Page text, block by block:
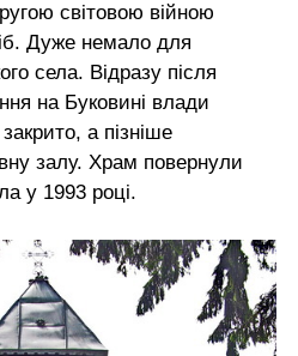
світовою війною
Дуже немало для
села. Відразу після
на Буковині влади
а пізніше
залу. Храм повернули
у 1993 році.